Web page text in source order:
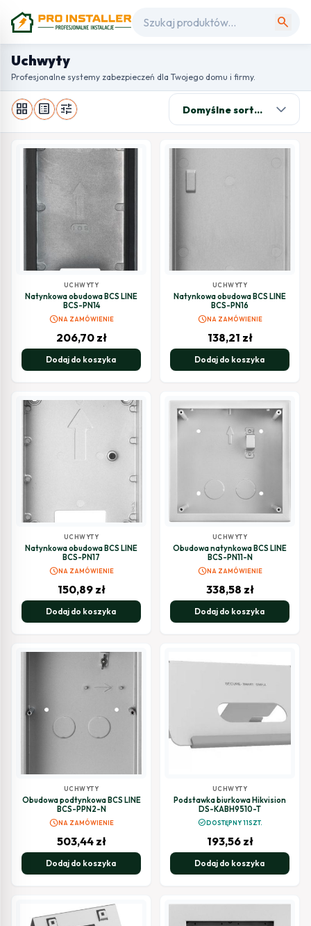
search
Uchwyty
Profesjonalne systemy zabezpieczeń dla Twojego domu i firmy.
grid_view list_alt tune
UCHWYTY
Natynkowa obudowa BCS LINE
BCS-PN14
scheduleNA ZAMÓWIENIE
206,70 zł
Dodaj do koszyka
UCHWYTY
Natynkowa obudowa BCS LINE
BCS-PN16
scheduleNA ZAMÓWIENIE
138,21 zł
Dodaj do koszyka
UCHWYTY
Natynkowa obudowa BCS LINE
BCS-PN17
scheduleNA ZAMÓWIENIE
150,89 zł
Dodaj do koszyka
UCHWYTY
Obudowa natynkowa BCS LINE
BCS-PN11-N
scheduleNA ZAMÓWIENIE
338,58 zł
Dodaj do koszyka
UCHWYTY
Obudowa podtynkowa BCS LINE
BCS-PPN2-N
scheduleNA ZAMÓWIENIE
503,44 zł
Dodaj do koszyka
UCHWYTY
Podstawka biurkowa Hikvision
DS-KABH9510-T
check_circleDOSTĘPNY 11SZT.
193,56 zł
Dodaj do koszyka